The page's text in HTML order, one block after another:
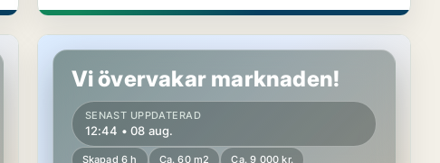
Hus i Håbo, Bålsta
Vi övervakar marknaden!
SENAST UPPDATERAD
12:44 • 08 aug.
Skapad 6 h Ca. 60 m2 Ca. 9 000 kr.